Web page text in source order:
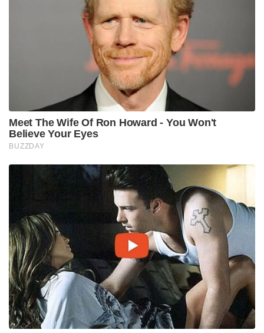
Meet The Wife Of Ron Howard - You Won't
Believe Your Eyes
BUZZDAY